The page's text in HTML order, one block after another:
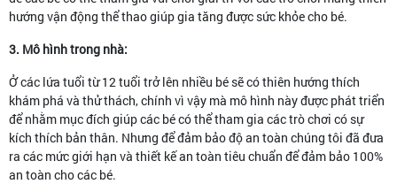
hướng vận động thể thao giúp gia tăng được sức khỏe cho bé.
3. Mô hình trong nhà:
Ở các lứa tuổi từ 12 tuổi trở lên nhiều bé sẽ có thiên hướng thích
khám phá và thử thách, chính vì vậy mà mô hình này được phát triển
để nhằm mục đích giúp các bé có thể tham gia các trò chơi có sự
kích thích bản thân. Nhưng để đảm bảo độ an toàn chúng tôi đã đưa
ra các mức giới hạn và thiết kế an toàn tiêu chuẩn để đảm bảo 100%
an toàn cho các bé.